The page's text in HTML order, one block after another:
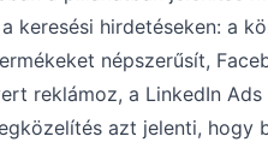
keresési hirdetéseken: a
népszerűsít,
reklámoz, a LinkedIn
azt jelenti, hogy